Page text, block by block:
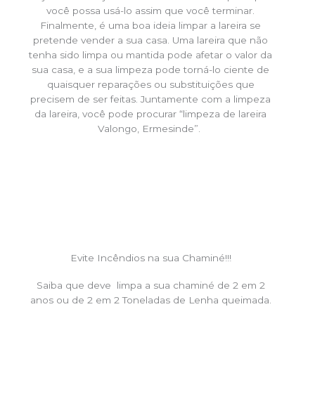
você possa usá-lo assim que você terminar.
Finalmente, é uma boa ideia limpar a lareira se
pretende vender a sua casa. Uma lareira que não
tenha sido limpa ou mantida pode afetar o valor da
sua casa, e a sua limpeza pode torná-lo ciente de
quaisquer reparações ou substituições que
precisem de ser feitas. Juntamente com a limpeza
da lareira, você pode procurar “limpeza de lareira
Valongo, Ermesinde”.
Evite Incêndios na sua Chaminé!!!
Saiba que deve limpa a sua chaminé de 2 em 2
anos ou de 2 em 2 Toneladas de Lenha queimada.